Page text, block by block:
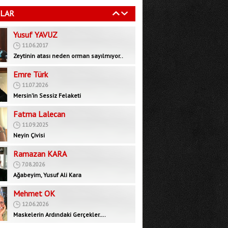
11.06.2017
Zeytinin atası neden orman sayılmıyor..
Emre Türk
11.07.2026
Mersin’in Sessiz Felaketi
Fatma Lalecan
11.09.2025
Neyin Çivisi
Ramazan KARA
7.08.2026
Ağabeyim, Yusuf Ali Kara
Mehmet OK
12.06.2026
Maskelerin Ardındaki Gerçekler….
Bedrettin GÜNDEŞ
29.09.2025
İktidar muhalefeti devre dışı bırakarak yeni